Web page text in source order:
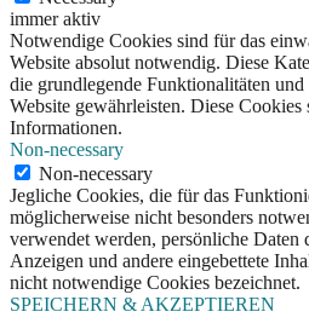
immer aktiv
Notwendige Cookies sind für das
Website absolut notwendig. Diese
die grundlegende Funktionalitäten
Website gewährleisten. Diese
Informationen.
Non-necessary
Non-necessary
Jegliche Cookies, die für das
möglicherweise nicht besonders
verwendet werden, persönliche Daten
Anzeigen und andere eingebettete
nicht notwendige Cookies bezeichnet.
SPEICHERN & AKZEPTIEREN